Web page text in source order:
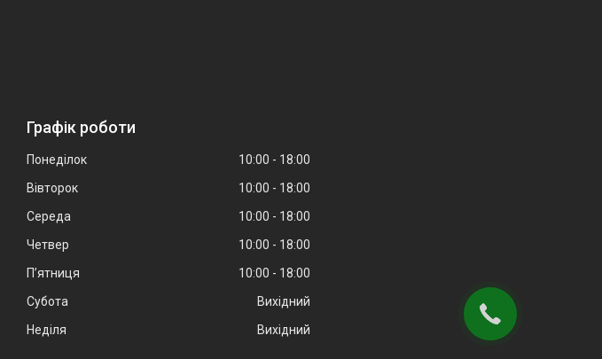
Графік роботи
Понеділок 10:00
18:00
Вівторок
10:00
18:00
Середа
10:00
18:00
Четвер
10:00
18:00
Пʼятниця
10:00
18:00
Субота
Вихідний
Неділя
Вихідний